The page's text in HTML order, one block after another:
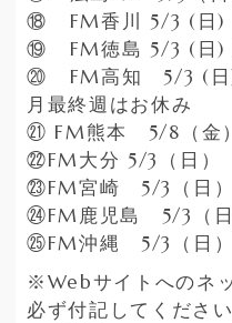
⑱ FM香川 5/3 (日)
⑲ FM徳島 5/3 (日)
⑳ FM高知 5/3 (日
月最終週はお休み
㉑FM熊本 5/8 （
㉒FM大分 5/3 （日）
㉓FM宮崎 5/3 （日
㉔FM 鹿児島 5/3 （
㉕FM沖縄 5/3 （日
※Webサイトへのネ
必ず付記してください